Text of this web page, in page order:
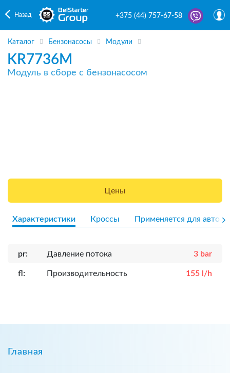
Назад +375 (44) 757-67-58
Каталог Бензонасосы Модули
KR7736M
Модуль в сборе с бензонасосом
Цены
Характеристики Кроссы Применяется для авто
pr: Давление потока 3 bar
fl: Производительность 155 l/h
Главная